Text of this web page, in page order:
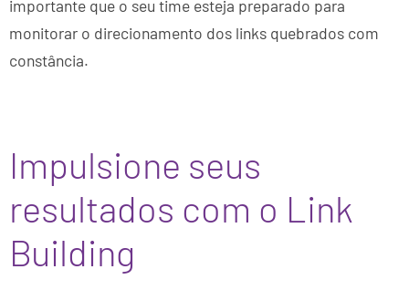
importante que o seu time esteja preparado para
monitorar o direcionamento dos links quebrados com
constância.
Impulsione seus
resultados com o Link
Building